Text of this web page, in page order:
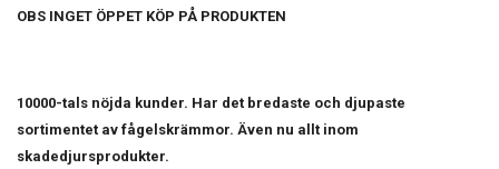
OBS INGET ÖPPET KÖP PÅ PRODUKTEN
10000-tals nöjda kunder. Har det bredaste och djupaste
sortimentet av fågelskrämmor. Även nu allt inom
skadedjursprodukter.